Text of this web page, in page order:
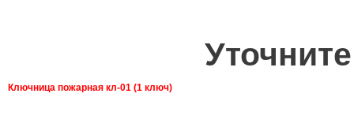
Ключница пожарная кл-01 (1 ключ)